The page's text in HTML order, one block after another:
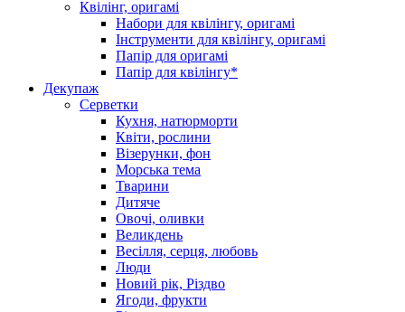
Квілінг, оригамі
Набори для квілінгу, оригамі
Інструменти для квілінгу, оригамі
Папір для оригамі
Папір для квілінгу*
Декупаж
Серветки
Кухня, натюрморти
Квіти, рослини
Візерунки, фон
Морська тема
Тварини
Дитяче
Овочі, оливки
Великдень
Весілля, серця, любовь
Люди
Новий рік, Різдво
Ягоди, фрукти